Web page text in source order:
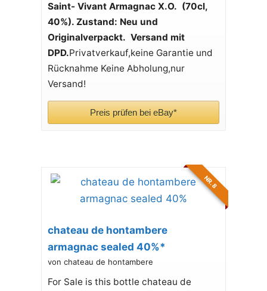
Saint- Vivant Armagnac X.O. (70cl,
40%). Zustand: Neu und
Originalverpackt. Versand mit
DPD.Privatverkauf,keine Garantie und
Rücknahme Keine Abholung,nur
Versand!
Preis prüfen bei eBay*
NR. 8
chateau de hontambere
armagnac sealed 40%*
von chateau de hontambere
For Sale is this bottle chateau de